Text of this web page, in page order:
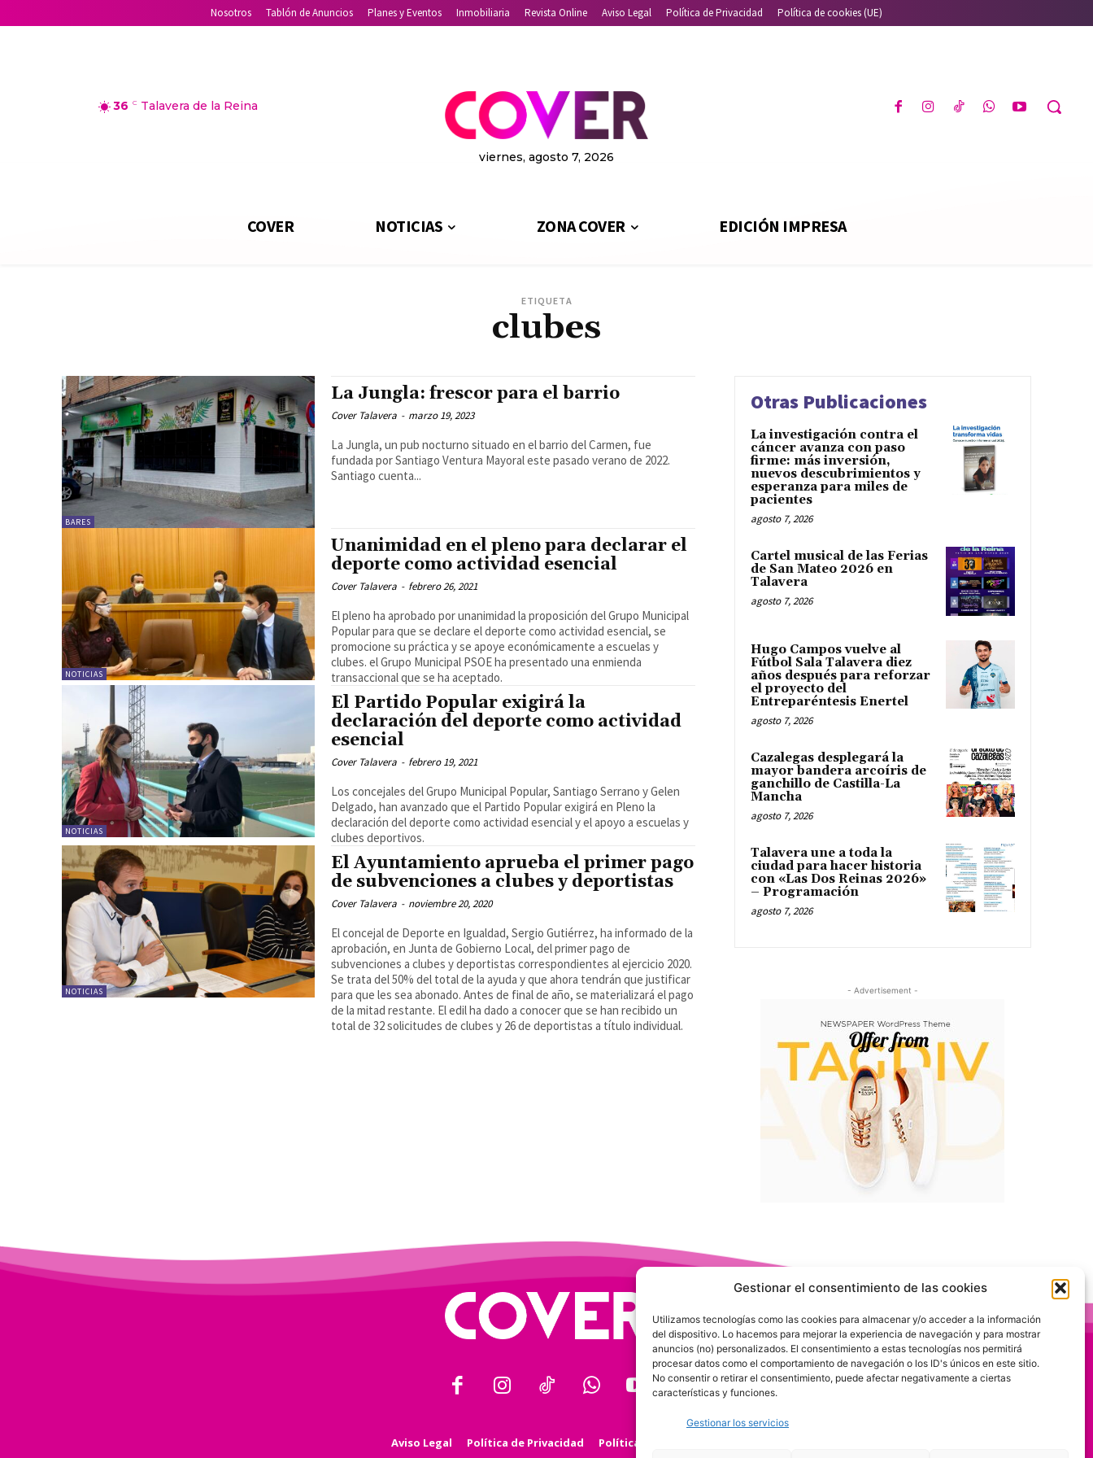
Gestionar el consentimiento de las cookies
Utilizamos tecnologías como las cookies para almacenar y/o acceder a la información
del dispositivo. Lo hacemos para mejorar la experiencia de navegación y para mostrar
anuncios (no) personalizados. El consentimiento a estas tecnologías nos permitirá
procesar datos como el comportamiento de navegación o los ID's únicos en este sitio.
No consentir o retirar el consentimiento, puede afectar negativamente a ciertas
características y funciones.
Gestionar los servicios
Nosotros Tablón de Anuncios Planes y Eventos Inmobiliaria Revista Online Aviso Legal Política de Privacidad Política de cookies (UE)
36 C Talavera de la Reina
viernes, agosto 7, 2026
COVER NOTICIAS ZONA COVER EDICIÓN IMPRESA
ETIQUETA
clubes
BARES
La Jungla: frescor para el barrio
Cover Talavera - marzo 19, 2023
La Jungla, un pub nocturno situado en el barrio del Carmen, fue
fundada por Santiago Ventura Mayoral este pasado verano de 2022.
Santiago cuenta...
NOTICIAS
Unanimidad en el pleno para declarar el
deporte como actividad esencial
Cover Talavera - febrero 26, 2021
El pleno ha aprobado por unanimidad la proposición del Grupo Municipal
Popular para que se declare el deporte como actividad esencial, se
promocione su práctica y se apoye económicamente a escuelas y
clubes. el Grupo Municipal PSOE ha presentado una enmienda
transaccional que se ha aceptado.
NOTICIAS
El Partido Popular exigirá la
declaración del deporte como actividad
esencial
Cover Talavera - febrero 19, 2021
Los concejales del Grupo Municipal Popular, Santiago Serrano y Gelen
Delgado, han avanzado que el Partido Popular exigirá en Pleno la
declaración del deporte como actividad esencial y el apoyo a escuelas y
clubes deportivos.
NOTICIAS
El Ayuntamiento aprueba el primer pago
de subvenciones a clubes y deportistas
Cover Talavera - noviembre 20, 2020
El concejal de Deporte en Igualdad, Sergio Gutiérrez, ha informado de la
aprobación, en Junta de Gobierno Local, del primer pago de
subvenciones a clubes y deportistas correspondientes al ejercicio 2020.
Se trata del 50% del total de la ayuda y que ahora tendrán que justificar
para que les sea abonado. Antes de final de año, se materializará el pago
de la mitad restante. El edil ha dado a conocer que se han recibido un
total de 32 solicitudes de clubes y 26 de deportistas a título individual.
Otras Publicaciones
La investigación contra el
cáncer avanza con paso
firme: más inversión,
nuevos descubrimientos y
esperanza para miles de
pacientes
agosto 7, 2026
Cartel musical de las Ferias
de San Mateo 2026 en
Talavera
agosto 7, 2026
Hugo Campos vuelve al
Fútbol Sala Talavera diez
años después para reforzar
el proyecto del
Entreparéntesis Enertel
agosto 7, 2026
Cazalegas desplegará la
mayor bandera arcoíris de
ganchillo de Castilla-La
Mancha
agosto 7, 2026
Talavera une a toda la
ciudad para hacer historia
con «Las Dos Reinas 2026»
– Programación
agosto 7, 2026
- Advertisement -
Aviso Legal Política de Privacidad Política de Cookies